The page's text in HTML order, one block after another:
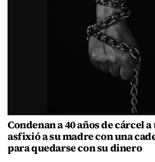
Condenan a 40 años de cárcel
asfixió a su madre con una
para quedarse con su dinero